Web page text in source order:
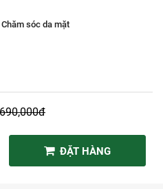
sóc da mặt
690,000đ
ĐẶT HÀNG